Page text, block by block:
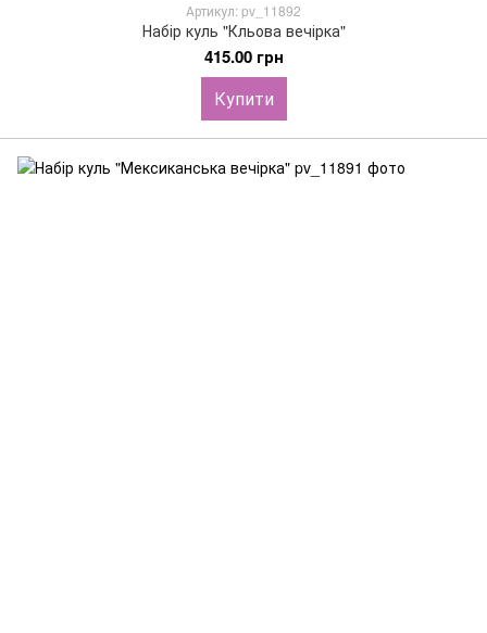
Артикул: pv_11892
Набір куль "Кльова вечірка"
415.00 грн
Купити